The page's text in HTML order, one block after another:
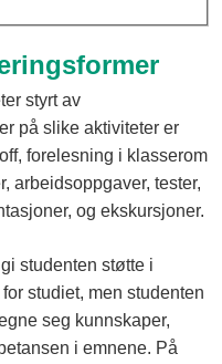
styrt av
på slike aktiviteter er
forelesning i klasserom
arbeidsoppgaver, tester,
og ekskursjoner.
studenten støtte i
studiet, men studenten
seg kunnskaper,
i emnene. På